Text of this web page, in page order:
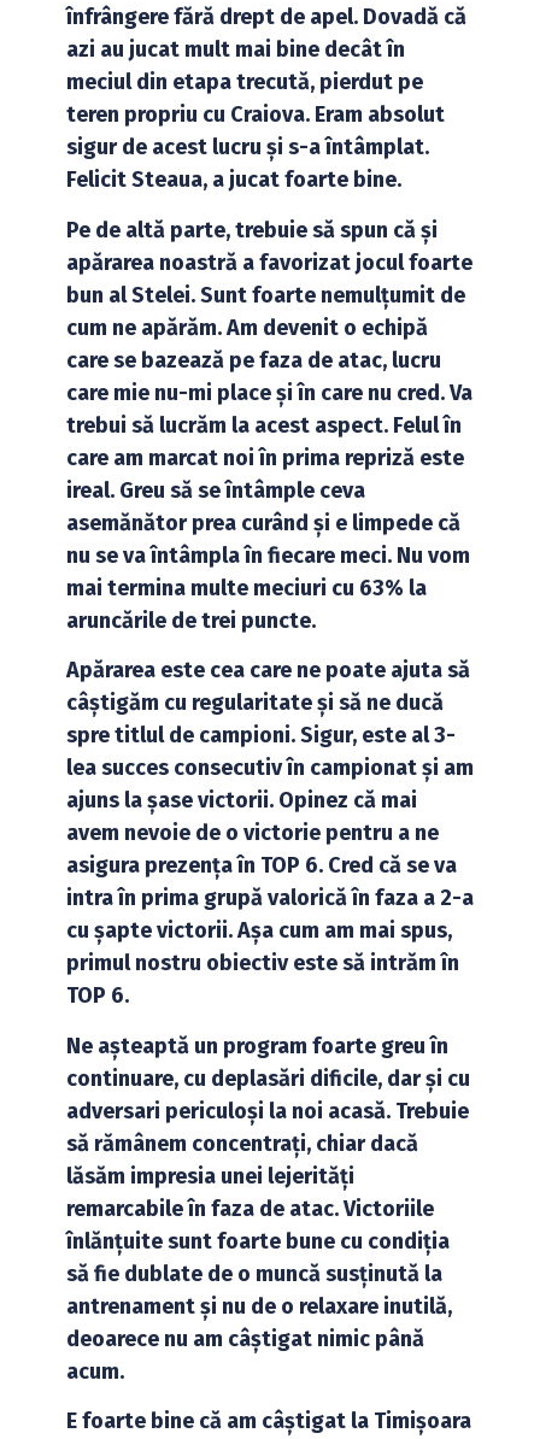
înfrângere fără drept de apel. Dovadă că
azi au jucat mult mai bine decât în
meciul din etapa trecută, pierdut pe
teren propriu cu Craiova. Eram absolut
sigur de acest lucru și s-a întâmplat.
Felicit Steaua, a jucat foarte bine.
Pe de altă parte, trebuie să spun că și
apărarea noastră a favorizat jocul foarte
bun al Stelei. Sunt foarte nemulțumit de
cum ne apărăm. Am devenit o echipă
care se bazează pe faza de atac, lucru
care mie nu-mi place și în care nu cred. Va
trebui să lucrăm la acest aspect. Felul în
care am marcat noi în prima repriză este
ireal. Greu să se întâmple ceva
asemănător prea curând și e limpede că
nu se va întâmpla în fiecare meci. Nu vom
mai termina multe meciuri cu 63% la
aruncările de trei puncte.
Apărarea este cea care ne poate ajuta să
câștigăm cu regularitate și să ne ducă
spre titlul de campioni. Sigur, este al 3-
lea succes consecutiv în campionat și am
ajuns la șase victorii. Opinez că mai
avem nevoie de o victorie pentru a ne
asigura prezența în TOP 6. Cred că se va
intra în prima grupă valorică în faza a 2-a
cu șapte victorii. Așa cum am mai spus,
primul nostru obiectiv este să intrăm în
TOP 6.
Ne așteaptă un program foarte greu în
continuare, cu deplasări dificile, dar și cu
adversari periculoși la noi acasă. Trebuie
să rămânem concentrați, chiar dacă
lăsăm impresia unei lejerități
remarcabile în faza de atac. Victoriile
înlănțuite sunt foarte bune cu condiția
să fie dublate de o muncă susținută la
antrenament și nu de o relaxare inutilă,
deoarece nu am câștigat nimic până
acum.
E foarte bine că am câștigat la Timișoara